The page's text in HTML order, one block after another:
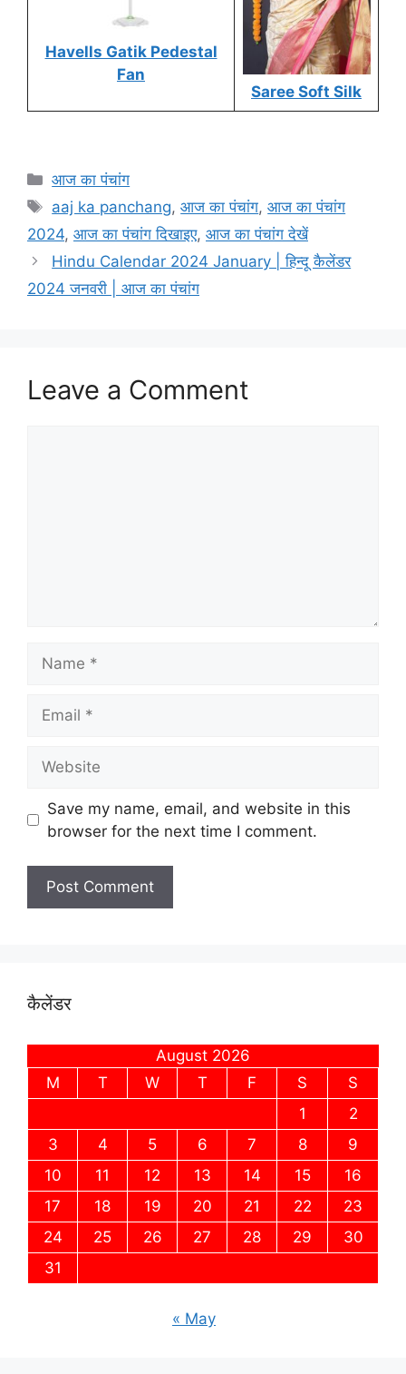
Havells Gatik Pedestal
Fan
Saree Soft Silk
Categories
आज का पंचांग
Tags
aaj ka panchang,आज का पंचांग,आज का पंचांग
2024, आज का पंचांग दिखाइए, आज का पंचांग देखें
Hindu Calendar 2024 January | हिन्दू कैलेंडर
2024 जनवरी | आज का पंचांग
Leave a Comment
Save my name, email, and website in this
browser for the next time I comment.
कैलेंडर
August 2026
M
T W T F S
S
1
2
3
4 5 6 7 8
9
10
11 12 13 14 15
16
17
18 19 20 21 22
23
24
25 26 27 28 29
30
31
« May